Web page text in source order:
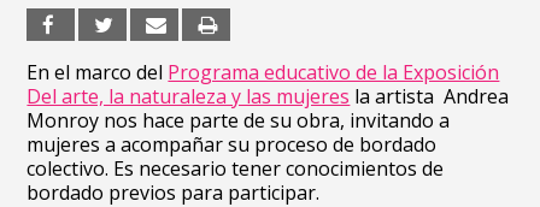
En el marco del Programa educativo de la Exposición
Del arte, la naturaleza y las mujeres la artistaAndrea
Monroy nos hace parte de su obra, invitando a
mujeres a acompañar su proceso de bordado
colectivo. Es necesario tener conocimientos de
bordado previos para participar.